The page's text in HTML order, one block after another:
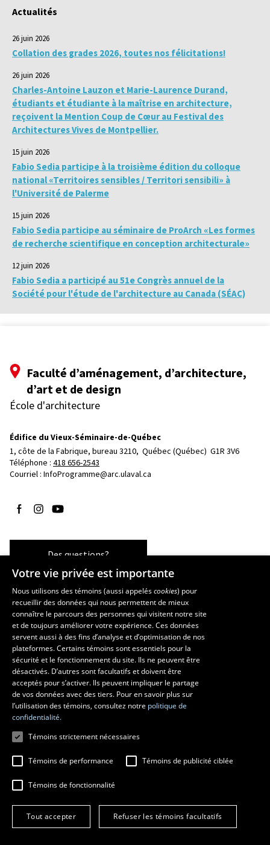
Actualités
26 juin 2026
Collation des grades 2026, toutes nos félicitations!
26 juin 2026
Charles-Antoine Lauzon et Marie-Laurence Durand,
étudiants et étudiante à la maîtrise en architecture,
reçoivent la Mention Coup de Cœur au Festival des
Architectures Vives de Montpellier.
15 juin 2026
Fabio Sedia participe à la troisième édition du colloque
national «Territoires sensibles / Territori sensibili» à
l'Université de Palerme
15 juin 2026
Fabio Sedia participe au séminaire de ProArch «Les formes
de recherche scientifique en conception architecturale»
12 juin 2026
Fabio Sedia a participé au 51e Congrès annuel de la
Société pour l'étude de l'architecture au Canada (SÉAC)
Faculté d’aménagement, d’architecture,
d’art et de design
École d'architecture
Édifice du Vieux-Séminaire-de-Québec
1, côte de la Fabrique, bureau 3210, Québec (Québec)  G1R 3V6
Téléphone : 418 656-2543
Courriel : InfoProgramme@arc.ulaval.ca
Suivez-nous sur Facebook
Suivez-nous sur Instagram
Suivez-nous sur YouTube
Des questions?
Les écoles et la recherche
École d’art
École supérieure d’aménagement du territoire et de développement
régional
École de design
Centre de recherche en aménagement et développement
© 2026 Université Laval
Tous droits réservés
Conditions générales d'utilisation
Fraude en ligne
Votre vie privée est importante
Nous utilisons des témoins (aussi appeléscookies) pour
recueillir des données qui nous permettent de mieux
connaître le parcours des personnes qui visitent notre site
et de toujours améliorer votre expérience. Ces données
servent aussi à des fins d’analyse et d’optimisation de nos
plateformes. Certains témoins sont essentiels pour la
sécurité et le fonctionnement du site. Ils ne peuvent être
désactivés. D’autres sont facultatifs et doivent être
acceptés pour s’activer. Ils peuvent impliquer le partage
de vos données avec des tiers. Pour en savoir plus sur
l’utilisation des témoins, consultez notre politique de
confidentialité.
Témoins strictement nécessaires
Témoins de performance Témoins de publicité ciblée
Témoins de fonctionnalité
Tout accepter Refuser les témoins facultatifs